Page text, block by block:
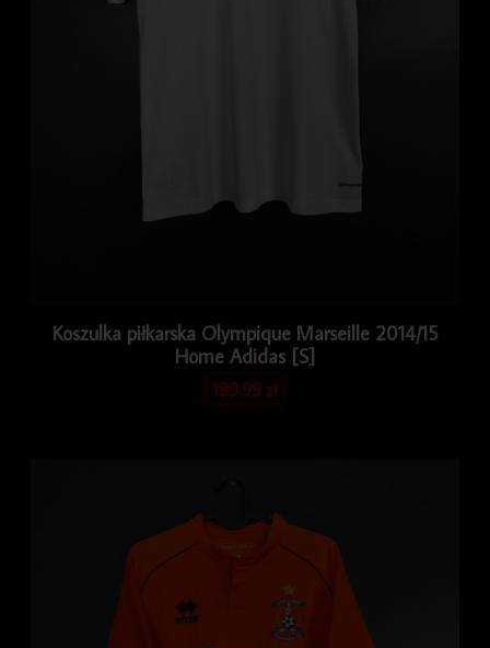
Koszulka piłkarska Olympique Marseille 2014/15
Home Adidas [S]
199.99zł